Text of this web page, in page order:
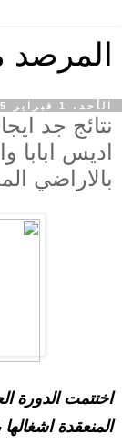
المرصد
الأحد، 1 فبراير 2015
نتائج جد
اديس ابابا
بالاراضي
المنعقدة اشغالها